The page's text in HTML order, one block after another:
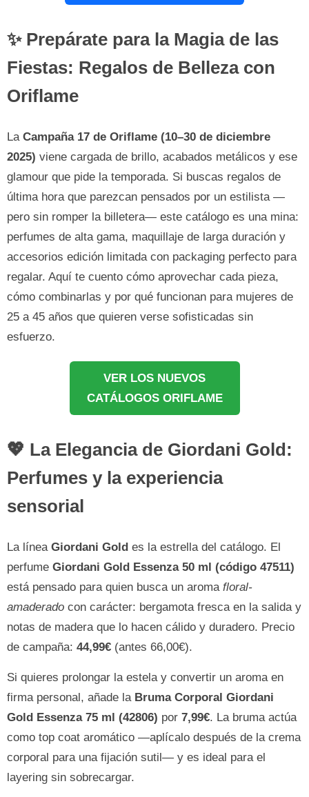
✨ Prepárate para la Magia de las
Fiestas: Regalos de Belleza con
Oriflame
La Campaña 17 de Oriflame (10–30 de diciembre
2025) viene cargada de brillo, acabados metálicos y ese
glamour que pide la temporada. Si buscas regalos de
última hora que parezcan pensados por un estilista —
pero sin romper la billetera— este catálogo es una mina:
perfumes de alta gama, maquillaje de larga duración y
accesorios edición limitada con packaging perfecto para
regalar. Aquí te cuento cómo aprovechar cada pieza,
cómo combinarlas y por qué funcionan para mujeres de
25 a 45 años que quieren verse sofisticadas sin
esfuerzo.
VER LOS NUEVOS
CATÁLOGOS ORIFLAME
💖 La Elegancia de Giordani Gold:
Perfumes y la experiencia
sensorial
La línea Giordani Gold es la estrella del catálogo. El
perfume Giordani Gold Essenza 50 ml (código 47511)
está pensado para quien busca un aroma floral-
amaderado con carácter: bergamota fresca en la salida y
notas de madera que lo hacen cálido y duradero. Precio
de campaña: 44,99€ (antes 66,00€).
Si quieres prolongar la estela y convertir un aroma en
firma personal, añade la Bruma Corporal Giordani
Gold Essenza 75 ml (42806) por 7,99€. La bruma actúa
como top coat aromático —aplícalo después de la crema
corporal para una fijación sutil— y es ideal para el
layering sin sobrecargar.